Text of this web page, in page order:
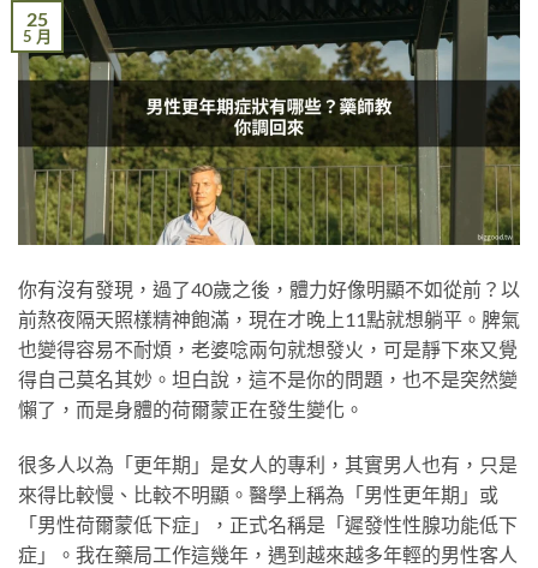
25
5 月
你有沒有發現，過了40歲之後，體力好像明顯不如從前？以
前熬夜隔天照樣精神飽滿，現在才晚上11點就想躺平。脾氣
也變得容易不耐煩，老婆唸兩句就想發火，可是靜下來又覺
得自己莫名其妙。坦白說，這不是你的問題，也不是突然變
懶了，而是身體的荷爾蒙正在發生變化。
很多人以為「更年期」是女人的專利，其實男人也有，只是
來得比較慢、比較不明顯。醫學上稱為「男性更年期」或
「男性荷爾蒙低下症」，正式名稱是「遲發性性腺功能低下
症」。我在藥局工作這幾年，遇到越來越多年輕的男性客人